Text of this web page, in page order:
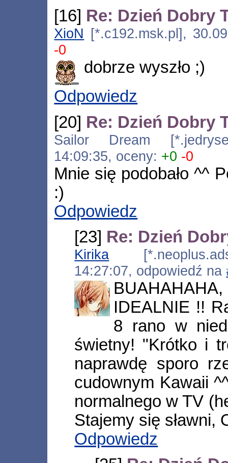
[16] Re: Dzień Dobry
XioN [*.c192.msk.pl],
-0
dobrze wyszło ;)
Odpowiedz
[20] Re: Dzień Dobry
Sailor Dream
14:09:35, oceny: +0 -0
Mnie się podobało ^^
:)
Odpowiedz
[23] Re: Dzień
Kirika
14:27:07, odpowiedź na
IDEALNIE !!
8 rano w
świetny! "Krótko i
naprawdę sporo
cudownym Kawaii
normalnego w TV
Stajemy się sławni,
Odpowiedz